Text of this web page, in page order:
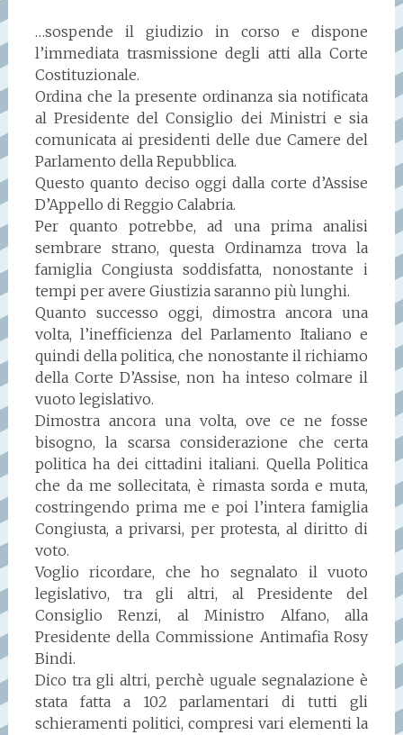
…sospende il giudizio in corso e dispone
l’immediata trasmissione degli atti alla Corte
Costituzionale.
Ordina che la presente ordinanza sia notificata
al Presidente del Consiglio dei Ministri e sia
comunicata ai presidenti delle due Camere del
Parlamento della Repubblica.
Questo quanto deciso oggi dalla corte d’Assise
D’Appello di Reggio Calabria.
Per quanto potrebbe, ad una prima analisi
sembrare strano, questa Ordinamza trova la
famiglia Congiusta soddisfatta, nonostante i
tempi per avere Giustizia saranno più lunghi.
Quanto successo oggi, dimostra ancora una
volta, l’inefficienza del Parlamento Italiano e
quindi della politica, che nonostante il richiamo
della Corte D’Assise, non ha inteso colmare il
vuoto legislativo.
Dimostra ancora una volta, ove ce ne fosse
bisogno, la scarsa considerazione che certa
politica ha dei cittadini italiani. Quella Politica
che da me sollecitata, è rimasta sorda e muta,
costringendo prima me e poi l’intera famiglia
Congiusta, a privarsi, per protesta, al diritto di
voto.
Voglio ricordare, che ho segnalato il vuoto
legislativo, tra gli altri, al Presidente del
Consiglio Renzi, al Ministro Alfano, alla
Presidente della Commissione Antimafia Rosy
Bindi.
Dico tra gli altri, perchè uguale segnalazione è
stata fatta a 102 parlamentari di tutti gli
schieramenti politici, compresi vari elementi la